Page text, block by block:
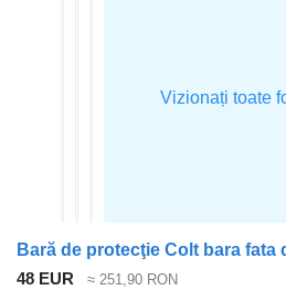
48 EUR ≈ 251,90 RON